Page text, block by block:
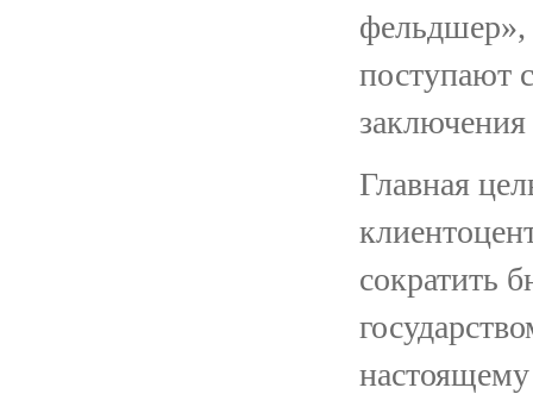
фельдшер»,
поступают
заключения
Главная
сократить